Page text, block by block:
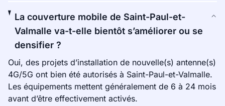
La couverture mobile de Saint-Paul-et-
Valmalle va-t-elle bientôt s’améliorer ou se
densifier ?
Oui, des projets d’installation de nouvelle(s) antenne(s)
4G/5G ont bien été autorisés à Saint-Paul-et-Valmalle.
Les équipements mettent généralement de 6 à 24 mois
avant d’être effectivement activés.